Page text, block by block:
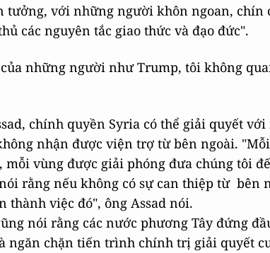
tưởng, với những người khôn ngoan, chín
các nguyên tắc giao thức và đạo đức".
những người như Trump, tôi không
chính quyền Syria có thể giải quyết
nhận được viện trợ từ bên ngoài.
mỗi vùng được giải phóng đưa chúng tôi
rằng nếu không có sự can thiệp từ bên
thành việc đó", ông Assad nói.
nói rằng các nước phương Tây đứng
ngăn chặn tiến trình chính trị giải quyết